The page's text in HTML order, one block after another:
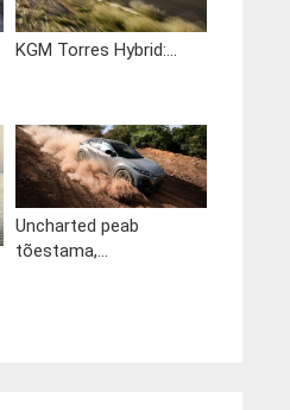
KGM Torres Hybrid:...
Uncharted peab
tõestama,...